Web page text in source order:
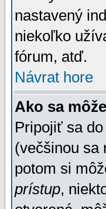
nastavený
niekoľko
fórum, atď.
Návrat hore
Ako sa
Pripojiť sa
(večšinou sa
potom si
prístup,